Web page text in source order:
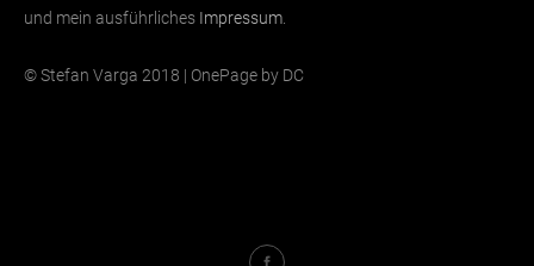
und mein ausführliches Impressum
© Stefan Varga 2018 | OnePage by DC